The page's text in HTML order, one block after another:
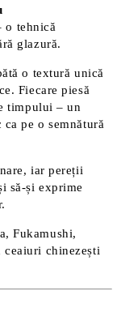
o tehnică
glazură.
o textură unică
Fiecare piesă
timpului – un
pe o semnătură
iar pereții
să-și exprime
Fukamushi,
chinezești